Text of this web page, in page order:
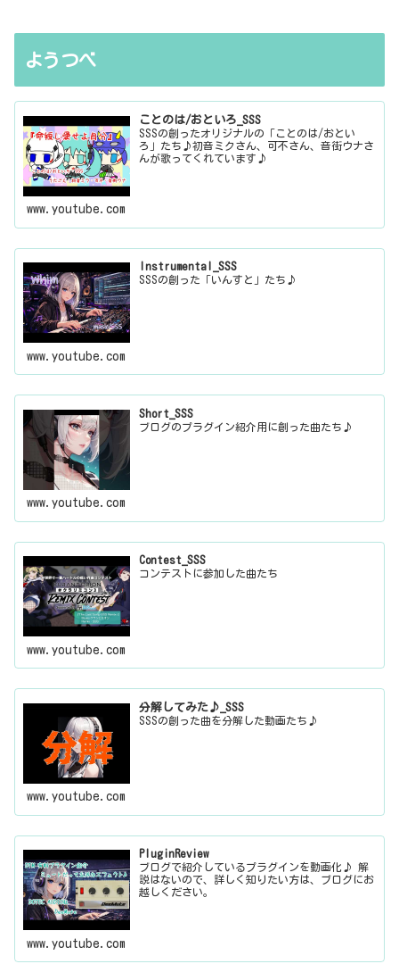
ようつべ
ことのは/おといろ_SSS
SSSの創ったオリジナルの「ことのは/おとい
ろ」たち♪初音ミクさん、可不さん、音街ウナさ
んが歌ってくれています♪
www.youtube.com
Instrumental_SSS
SSSの創った「いんすと」たち♪
www.youtube.com
Short_SSS
ブログのプラグイン紹介用に創った曲たち♪
www.youtube.com
Contest_SSS
コンテストに参加した曲たち
www.youtube.com
分解してみた♪_SSS
SSSの創った曲を分解した動画たち♪
www.youtube.com
PluginReview
ブログで紹介しているプラグインを動画化♪ 解
説はないので、詳しく知りたい方は、ブログにお
越しください。
www.youtube.com